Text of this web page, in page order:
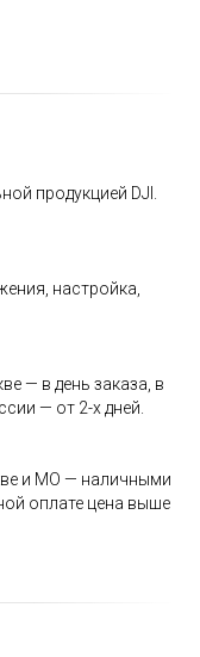
продукцией DJI.
настройка,
— в день заказа, в
— от 2-х дней.
и МО — наличными
оплате цена выше